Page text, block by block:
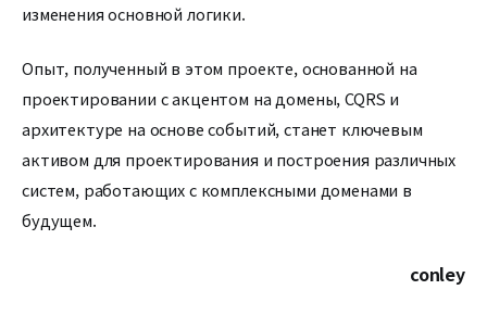
изменения основной логики.
Опыт, полученный в этом проекте, основанной на
проектировании с акцентом на домены, CQRS и
архитектуре на основе событий, станет ключевым
активом для проектирования и построения различных
систем, работающих с комплексными доменами в
будущем.
conley